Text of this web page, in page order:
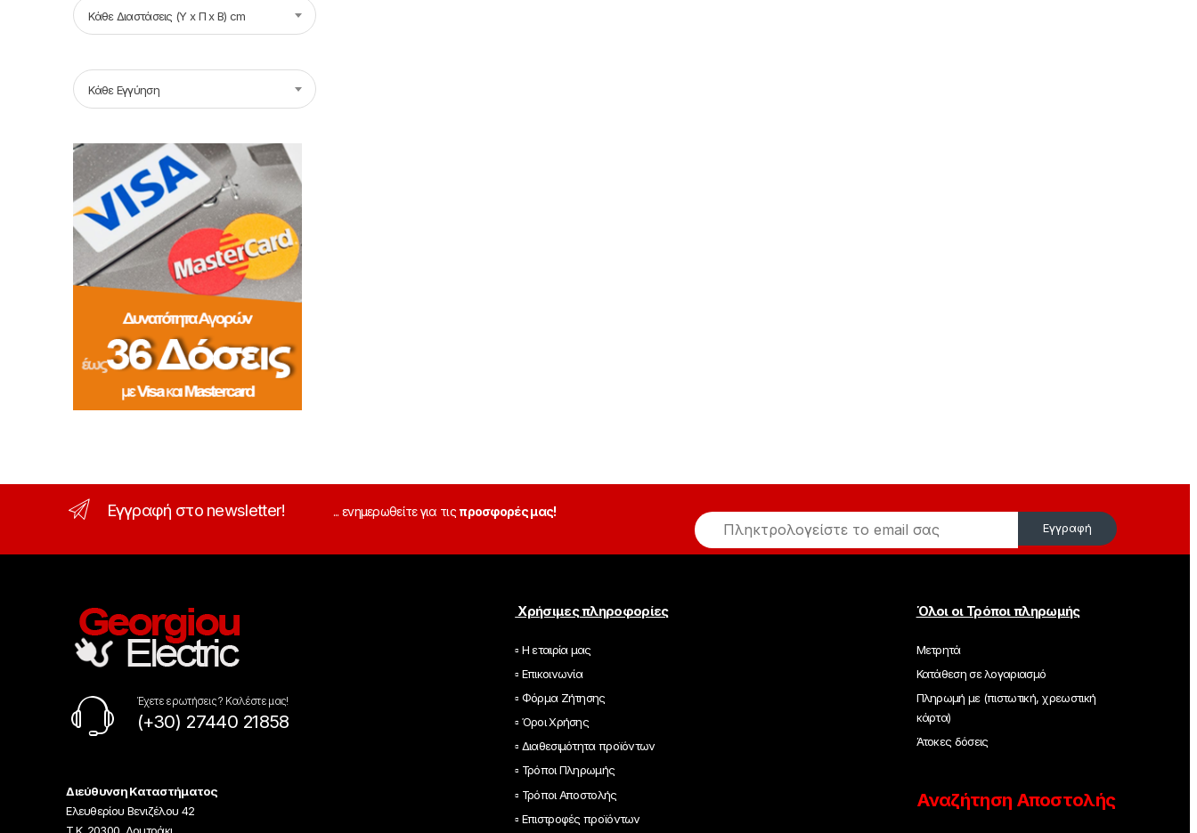
Κάθε Διαστάσεις (Υ x Π x Β) cm
Κάθε Εγγύηση
Εγγραφή στο newsletter! ... ενημερωθείτε για τιςπροσφορές μας!
E
m
a
Εγγραφή
Έχετε ερωτήσεις ? Καλέστε μας!
(+30) 27440 21858
Διεύθυνση Καταστήματος
Ελευθερίου Βενιζέλου 42
Χρήσιμες πληροφορίες
▫ Η εταιρία μας
▫ Επικοινωνία
▫ Φόρμα Ζήτησης
▫ Όροι Χρήσης
▫ Διαθεσιμότητα προϊόντων
▫ Τρόποι Πληρωμής
▫ Τρόποι Αποστολής
▫ Επιστροφές προϊόντων
Όλοι οι Τρόποι πληρωμής
Μετρητά
Κατάθεση σε λογαριασμό
Πληρωμή με (πιστωτική, χρεωστική
κάρτα)
Άτοκες δόσεις
Αναζήτηση Αποστολής